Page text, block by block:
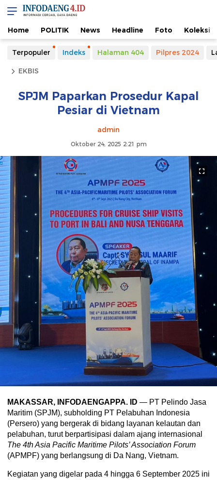
Home POLITIK News Headline Foto Koleksi
Terpopuler Indeks Halaman 404 Pilpres 2024
EKBIS
SPJM Paparkan Prosedur Kapal
Pesiar di Vietnam
admin
Oktober 24, 2025 2:21 pm
MAKASSAR, INFODAENGAPPA. ID — PT Pelindo Jasa
Maritim (SPJM), subholding PT Pelabuhan Indonesia
(Persero) yang bergerak di bidang layanan kelautan dan
pelabuhan, turut berpartisipasi dalam ajang internasional
The 4th Asia Pacific Maritime Pilots’ Association Forum
(APMPF) yang berlangsung di Da Nang, Vietnam.
Kegiatan yang digelar pada 4 hingga 6 September 2025 ini